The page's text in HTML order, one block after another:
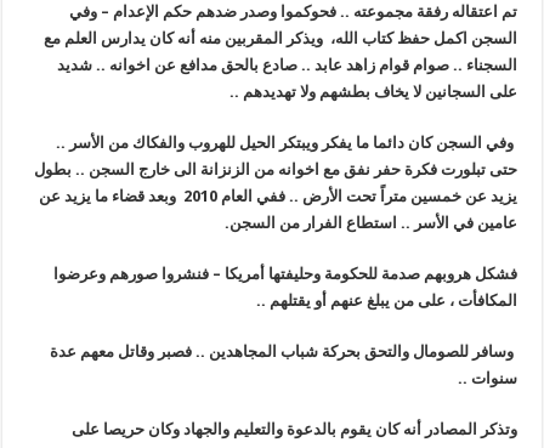
تم اعتقاله رفقة مجموعته .. فحوكموا وصدر ضدهم حكم اﻹعدام – وفي
السجن اكمل حفظ كتاب الله، ويذكر المقربين منه أنه كان يدارس العلم مع
السجناء .. صوام قوام زاهد عابد .. صادع بالحق مدافع عن اخوانه .. شديد
على السجانين لا يخاف بطشهم ولا تهديدهم ..
وفي السجن كان دائما ما يفكر ويبتكر الحيل للهروب والفكاك من اﻷسر ..
حتى تبلورت فكرة حفر نفق مع اخوانه من الزنزانة الى خارج السجن .. بطول
يزيد عن خمسين متراً تحت اﻷرض .. ففي العام 2010 وبعد قضاء ما يزيد عن
عامين في اﻷسر .. استطاع الفرار من السجن.
فشكل هروبهم صدمة للحكومة وحليفتها أمريكا – فنشروا صورهم وعرضوا
المكافأت ، على من يبلغ عنهم أو يقتلهم ..
وسافر للصومال والتحق بحركة شباب المجاهدين .. فصبر وقاتل معهم عدة
سنوات ..
وتذكر المصادر أنه كان يقوم بالدعوة والتعليم والجهاد وكان حريصا على